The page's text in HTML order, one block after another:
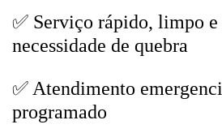
✅ Serviço rápido, limpo e
necessidade de quebra
✅ Atendimento
programado